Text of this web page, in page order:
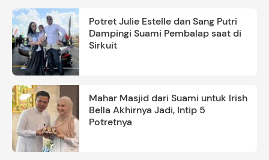
Potret Julie Estelle dan Sang Putri
Dampingi Suami Pembalap saat di
Sirkuit
Mahar Masjid dari Suami untuk Irish
Bella Akhirnya Jadi, Intip 5
Potretnya